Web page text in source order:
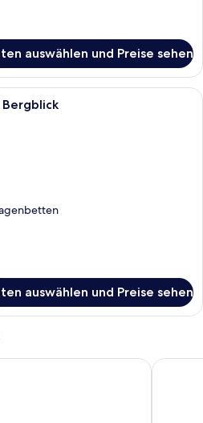
auswählen und Preise sehen
Ein Spielzimmer für Kinder mit
Bergblick
auswählen und Preise sehen